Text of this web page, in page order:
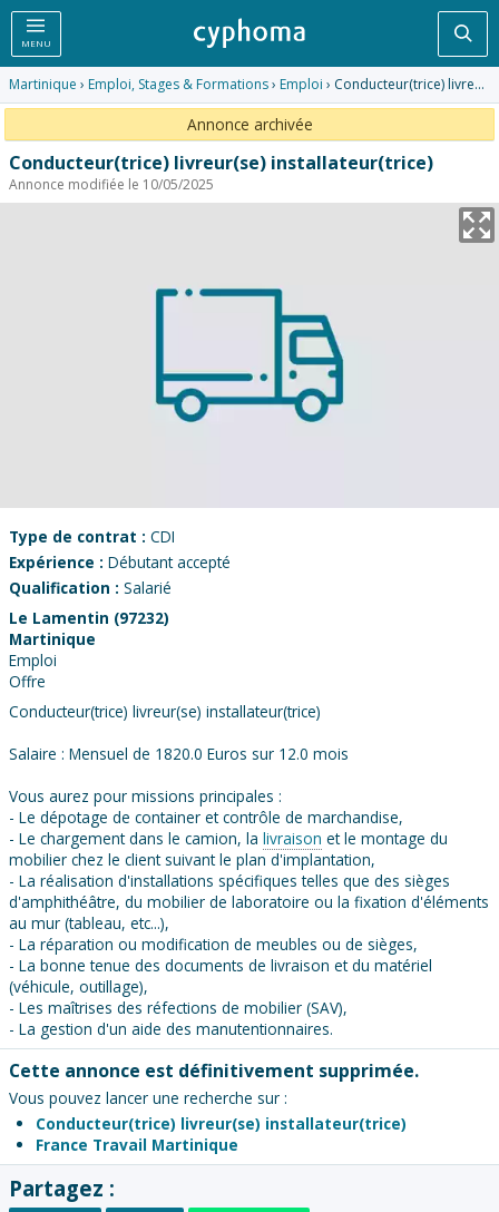
MENU
Martinique › Emploi, Stages & Formations› Emploi › Conducteur(trice) livreur(se) installateur(trice)
Annonce archivée
Conducteur(trice) livreur(se) installateur(trice)
Annonce modifiée le 10/05/2025
Type de contrat : CDI
Expérience : Débutant accepté
Qualification : Salarié
Le Lamentin (97232)
Martinique
Emploi
Offre
Conducteur(trice) livreur(se) installateur(trice)
Salaire : Mensuel de 1820.0 Euros sur 12.0 mois
Vous aurez pour missions principales :
- Le dépotage de container et contrôle de marchandise,
- Le chargement dans le camion, la livraison et le montage du
mobilier chez le client suivant le plan d'implantation,
- La réalisation d'installations spécifiques telles que des sièges
d'amphithéâtre, du mobilier de laboratoire ou la fixation d'éléments
au mur (tableau, etc...),
- La réparation ou modification de meubles ou de sièges,
- La bonne tenue des documents de livraison et du matériel
(véhicule, outillage),
- Les maîtrises des réfections de mobilier (SAV),
- La gestion d'un aide des manutentionnaires.
Cette annonce est définitivement supprimée.
Vous pouvez lancer une recherche sur :
Conducteur(trice) livreur(se) installateur(trice)
France Travail Martinique
Partagez :